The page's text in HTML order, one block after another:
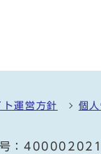
ト運営方針 個
号：